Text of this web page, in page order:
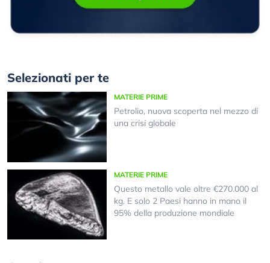
Selezionati per te
MATERIE PRIME
Petrolio, nuova scoperta nel mezzo di
una crisi globale
MATERIE PRIME
Questo metallo vale oltre €270.000 al
kg. E solo 2 Paesi hanno in mano il
95% della produzione mondiale